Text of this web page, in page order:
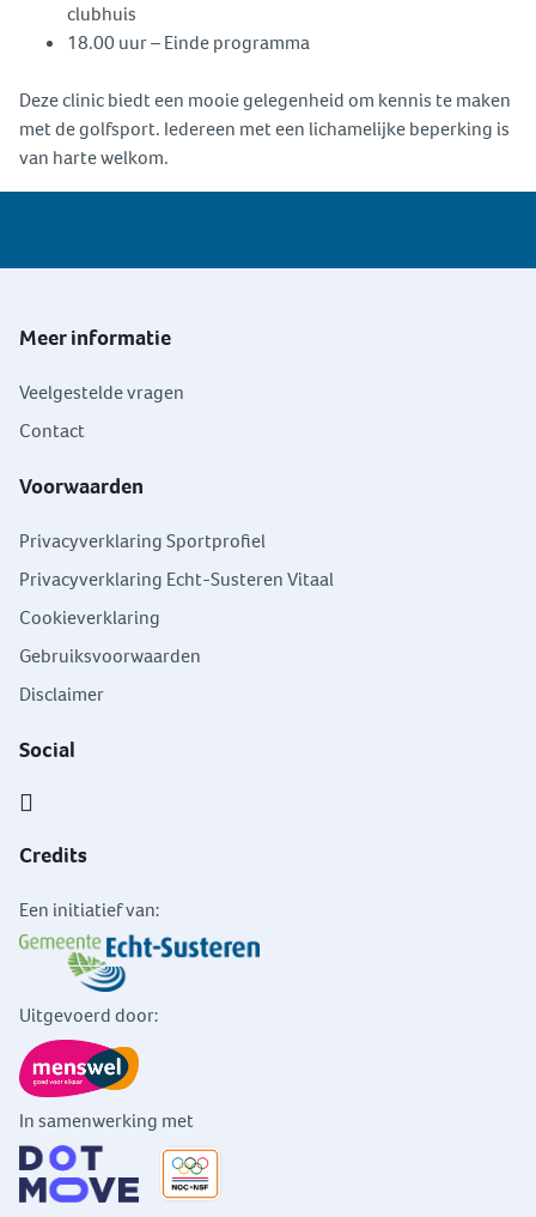
clubhuis
18.00 uur – Einde programma
Deze clinic biedt een mooie gelegenheid om kennis te maken
met de golfsport. Iedereen met een lichamelijke beperking is
van harte welkom.
Meer informatie
Veelgestelde vragen
Contact
Voorwaarden
Privacyverklaring Sportprofiel
Privacyverklaring Echt-Susteren Vitaal
Cookieverklaring
Gebruiksvoorwaarden
Disclaimer
Social
Credits
Een initiatief van:
Uitgevoerd door:
In samenwerking met